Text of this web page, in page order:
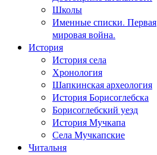
Школы
Именные списки. Первая
мировая война.
История
История села
Хронология
Шапкинская археология
История Борисоглебска
Борисоглебский уезд
История Мучкапа
Села Мучкапские
Читальня